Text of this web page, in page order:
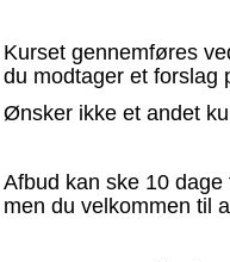
Kurset gennemføres
du modtager et forslag
Ønsker ikke et andet
Afbud kan ske 10
men du velkommen til